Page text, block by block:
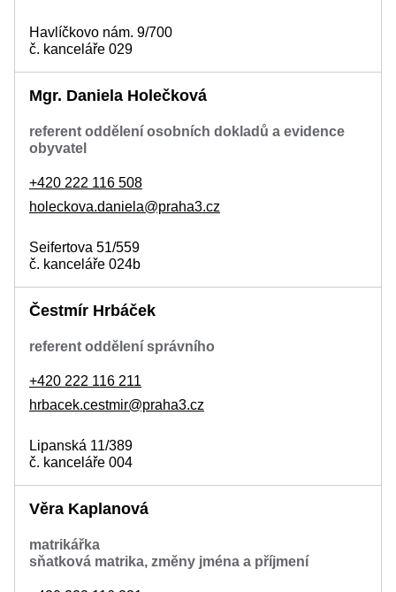
Havlíčkovo nám. 9/700
č. kanceláře 029
Mgr. Daniela Holečková
referent oddělení osobních dokladů a evidence
obyvatel
+420 222 116 508
holeckova.daniela@praha3.cz
Seifertova 51/559
č. kanceláře 024b
Čestmír Hrbáček
referent oddělení správního
+420 222 116 211
hrbacek.cestmir@praha3.cz
Lipanská 11/389
č. kanceláře 004
Věra Kaplanová
matrikářka
sňatková matrika, změny jména a příjmení